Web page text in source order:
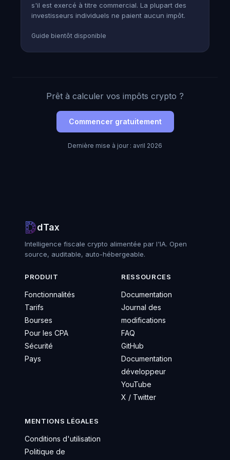
s'il est exercé à titre commercial. La plupart des
investisseurs individuels ne paient aucun impôt.
Guide bientôt disponible
Prêt à calculer vos impôts crypto ?
Commencer gratuitement
Dernière mise à jour : avril 2026
dTax
Intelligence fiscale crypto alimentée par l'IA. Open
source, auditable, auto-hébergeable.
PRODUIT
Fonctionnalités
Tarifs
Bourses
Pour les CPA
Sécurité
Pays
RESSOURCES
Documentation
Journal des
modifications
FAQ
GitHub
Documentation
développeur
YouTube
X / Twitter
MENTIONS LÉGALES
Conditions d'utilisation
Politique de